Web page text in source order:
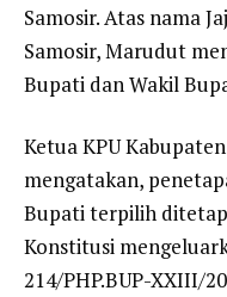
Samosir. Atas nama
Samosir, Marudut
Bupati dan Wakil
Ketua KPU
mengatakan,
Bupati terpilih
Konstitusi
214/PHP.BUP-XXIII/